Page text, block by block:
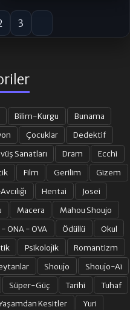
3
Bilim-Kurgu
Bunama
Çocuklar
Dedektif
Sanatları Dram
Ecchi
Film Gerilim
Gizem
Hentai
Josei
Macera
Mahou Shoujo
- ONA - OVA Ödüllü
Okul
Psikolojik
Romantizm
Shoujo
Shoujo-Ai
Süper-Güç Tarihi
Tuhaf
Kesitler Yuri